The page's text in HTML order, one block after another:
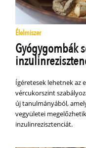
Élelmiszer
Gyógygombák
Ígéretesek lehetnek az
vércukorszint
új tanulmányából,
vegyületei
inzulinrezisztenciát.